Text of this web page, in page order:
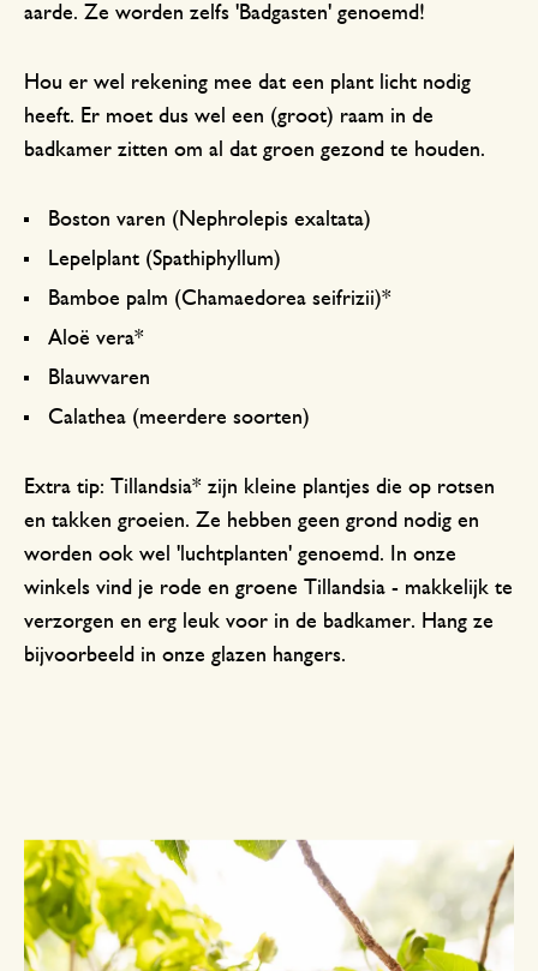
aarde. Ze worden zelfs 'Badgasten' genoemd!
Hou er wel rekening mee dat een plant licht nodig
heeft. Er moet dus wel een (groot) raam in de
badkamer zitten om al dat groen gezond te houden.
Boston varen (Nephrolepis exaltata)
Lepelplant (Spathiphyllum)
Bamboe palm (Chamaedorea seifrizii)*
Aloë vera*
Blauwvaren
Calathea (meerdere soorten)
Extra tip: Tillandsia* zijn kleine plantjes die op rotsen
en takken groeien. Ze hebben geen grond nodig en
worden ook wel 'luchtplanten' genoemd. In onze
winkels vind je rode en groene Tillandsia - makkelijk te
verzorgen en erg leuk voor in de badkamer. Hang ze
bijvoorbeeld in onze glazen hangers.